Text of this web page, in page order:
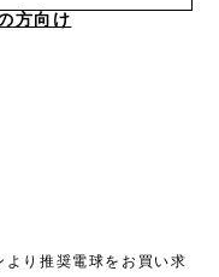
方向け
り推奨電球をお買い求